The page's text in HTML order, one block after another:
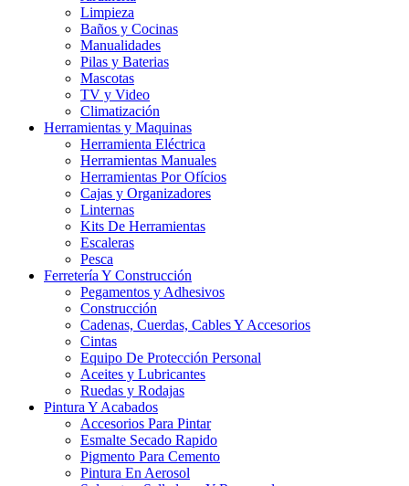
Limpieza
Baños y Cocinas
Manualidades
Pilas y Baterias
Mascotas
TV y Video
Climatización
Herramientas y Maquinas
Herramienta Eléctrica
Herramientas Manuales
Herramientas Por Ofícios
Cajas y Organizadores
Linternas
Kits De Herramientas
Escaleras
Pesca
Ferretería Y Construcción
Pegamentos y Adhesivos
Construcción
Cadenas, Cuerdas, Cables Y Accesorios
Cintas
Equipo De Protección Personal
Aceites y Lubricantes
Ruedas y Rodajas
Pintura Y Acabados
Accesorios Para Pintar
Esmalte Secado Rapido
Pigmento Para Cemento
Pintura En Aerosol